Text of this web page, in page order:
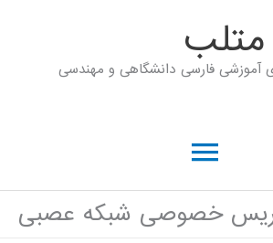
متلب
آموزشی فارسی دانشگاهی و مهندسی
فهرست
اصلی
خصوصی شبکه عصبی